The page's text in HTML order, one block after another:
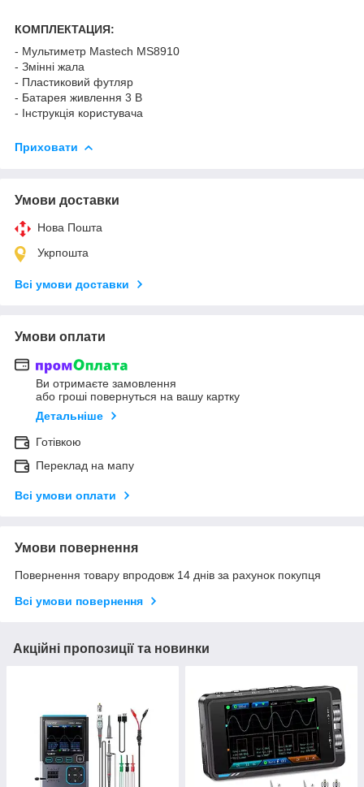
КОМПЛЕКТАЦИЯ:
- Мультиметр Mastech MS8910
- Змінні жала
- Пластиковий футляр
- Батарея живлення 3 В
- Інструкція користувача
Приховати
Умови доставки
Нова Пошта
Укрпошта
Всі умови доставки
Умови оплати
Ви отримаєте замовлення
або гроші повернуться на вашу картку
Детальніше
Готівкою
Переклад на мапу
Всі умови оплати
Умови повернення
Повернення товару впродовж 14 днів за рахунок покупця
Всі умови повернення
Акційні пропозиції та новинки